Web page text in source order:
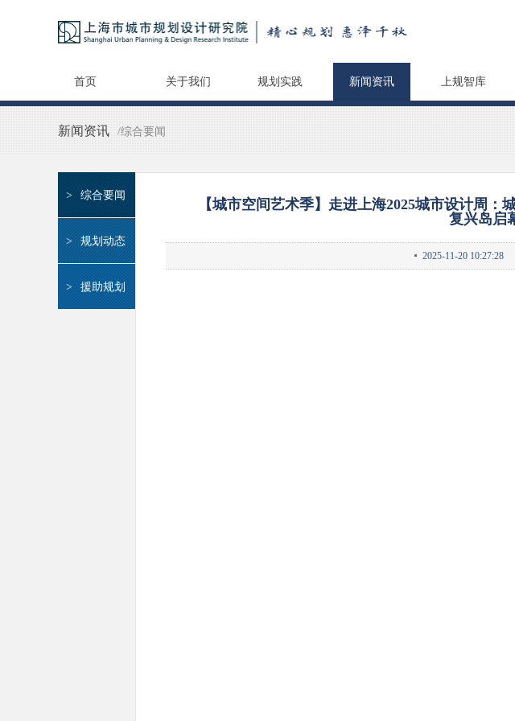
首页 关于我们 规划实践 新闻资讯 上规智库
新闻资讯 /综合要闻
> 综合要闻
> 规划动态
> 援助规划
【城市空间艺术季】走进上海2025城市设计周
复兴岛启
2025-11-20 10:27:28